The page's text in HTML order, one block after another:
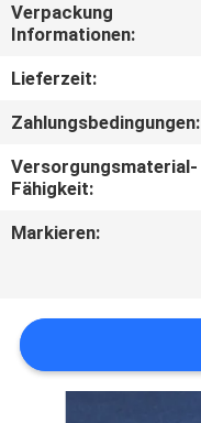
TRETEN
SIE
MIT
IN
VERBINDUNG
SIE EIN
ZITAT
Verpackung
Informationen:
Lieferzeit:
Zahlungsbedingungen:
Versorgungsmaterial-
Fähigkeit:
Markieren: